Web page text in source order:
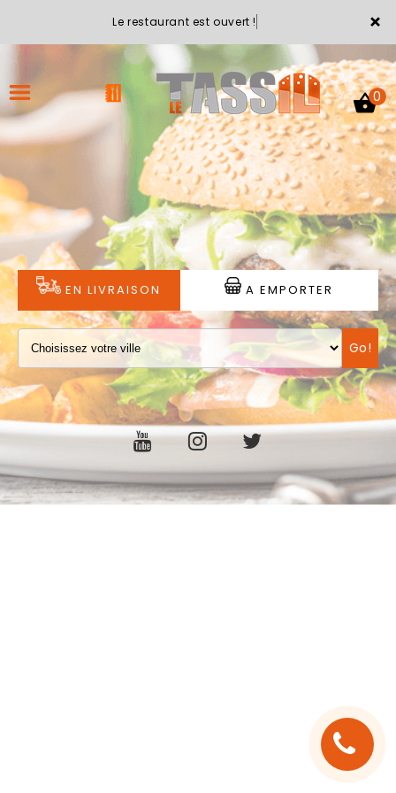
×
Le restaurant est ouvert !
ACCUEIL
LA CARTE
VOTRE COMPTE
NOTRE RESTAURANT
VOS AVIS
MENTIONS LÉGALES
C.G.V
0
EN LIVRAISON A EMPORTER
Go!